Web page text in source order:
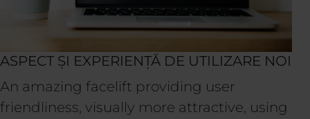
ASPECT ȘI EXPERIENȚĂ DE UTILIZARE NOI
An amazing facelift providing user
friendliness, visually more attractive, using